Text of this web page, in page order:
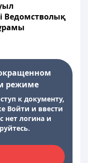
Ведомстволық
режиме
к документу,
Войти и ввести
нет логина и